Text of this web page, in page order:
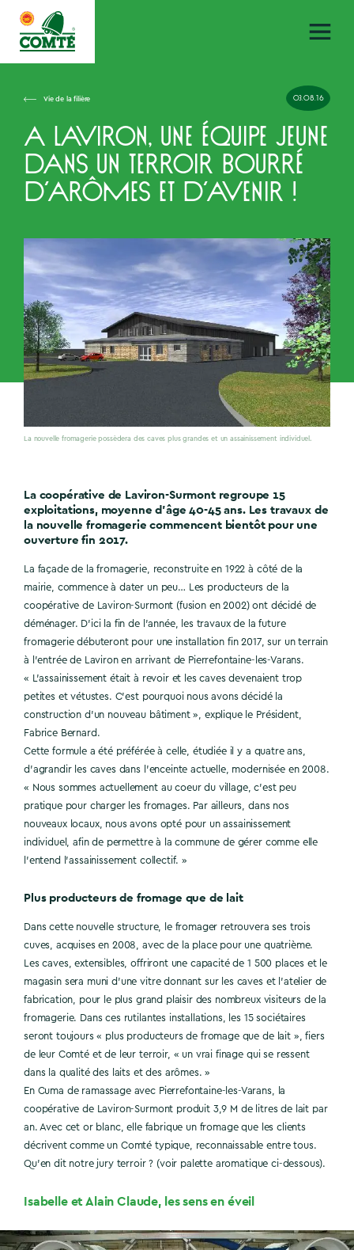
Vie de la filière 03.08.16
A Laviron, une équipe jeune
dans un terroir bourré
d’arômes et d’avenir !
La nouvelle fromagerie possèdera des caves plus grandes et un assainissement individuel.
La coopérative de Laviron-Surmont regroupe 15
exploitations, moyenne d’âge 40-45 ans. Les travaux de
la nouvelle fromagerie commencent bientôt pour une
ouverture fin 2017.
La façade de la fromagerie, reconstruite en 1922 à côté de la
mairie, commence à dater un peu… Les producteurs de la
coopérative de Laviron-Surmont (fusion en 2002) ont décidé de
déménager. D’ici la fin de l’année, les travaux de la future
fromagerie débuteront pour une installation fin 2017, sur un terrain
à l’entrée de Laviron en arrivant de Pierrefontaine-les-Varans.
« L’assainissement était à revoir et les caves devenaient trop
petites et vétustes. C’est pourquoi nous avons décidé la
construction d’un nouveau bâtiment », explique le Président,
Fabrice Bernard.
Cette formule a été préférée à celle, étudiée il y a quatre ans,
d’agrandir les caves dans l’enceinte actuelle, modernisée en 2008.
« Nous sommes actuellement au coeur du village, c’est peu
pratique pour charger les fromages. Par ailleurs, dans nos
nouveaux locaux, nous avons opté pour un assainissement
individuel, afin de permettre à la commune de gérer comme elle
l’entend l’assainissement collectif. »
Plus producteurs de fromage que de lait
Dans cette nouvelle structure, le fromager retrouvera ses trois
cuves, acquises en 2008, avec de la place pour une quatrième.
Les caves, extensibles, offriront une capacité de 1 500 places et le
magasin sera muni d’une vitre donnant sur les caves et l’atelier de
fabrication, pour le plus grand plaisir des nombreux visiteurs de la
fromagerie. Dans ces rutilantes installations, les 15 sociétaires
seront toujours « plus producteurs de fromage que de lait », fiers
de leur Comté et de leur terroir, « un vrai finage qui se ressent
dans la qualité des laits et des arômes. »
En Cuma de ramassage avec Pierrefontaine-les-Varans, la
coopérative de Laviron-Surmont produit 3,9 M de litres de lait par
an. Avec cet or blanc, elle fabrique un fromage que les clients
décrivent comme un Comté typique, reconnaissable entre tous.
Qu’en dit notre jury terroir ? (voir palette aromatique ci-dessous).
Isabelle et Alain Claude, les sens en éveil